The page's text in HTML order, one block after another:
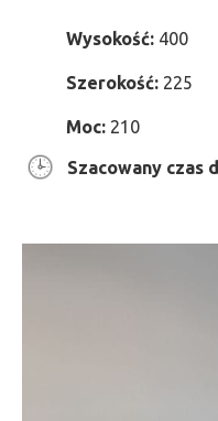
Wysokość: 400
Szerokość: 225
Moc: 210
Szacowany czas